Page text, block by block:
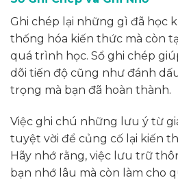
Ghi chép lại những gì đã học
thống hóa kiến thức mà còn
quá trình học. Sổ ghi chép
dõi tiến độ cũng như đánh
trọng mà bạn đã hoàn thành.
Việc ghi chú những lưu ý từ
tuyệt vời để củng cố lại kiến
Hãy nhớ rằng, việc lưu trữ
bạn nhớ lâu mà còn làm cho